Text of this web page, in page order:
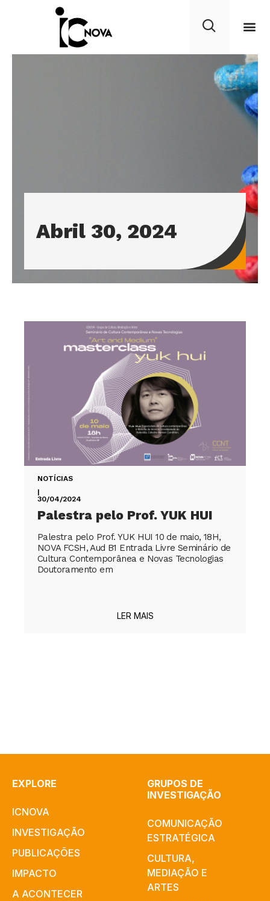
Abril 30, 2024
NOTÍCIAS
|
30/04/2024
Palestra pelo Prof. YUK HUI
Palestra pelo Prof. YUK HUI 10 de maio, 18H,
NOVA FCSH, Aud B1 Entrada Livre Seminário de
Cultura Contemporânea e Novas Tecnologias
Doutoramento em
LER MAIS
EXPLORE
ICNOVA
INVESTIGAÇÃO
PUBLICAÇÕES
IMPACTO
A ACONTECER
GRUPOS DE
INVESTIGAÇÃO
COMUNICAÇÃO
ESTRATÉGICA
CULTURA,
MEDIAÇÃO E
ARTES​